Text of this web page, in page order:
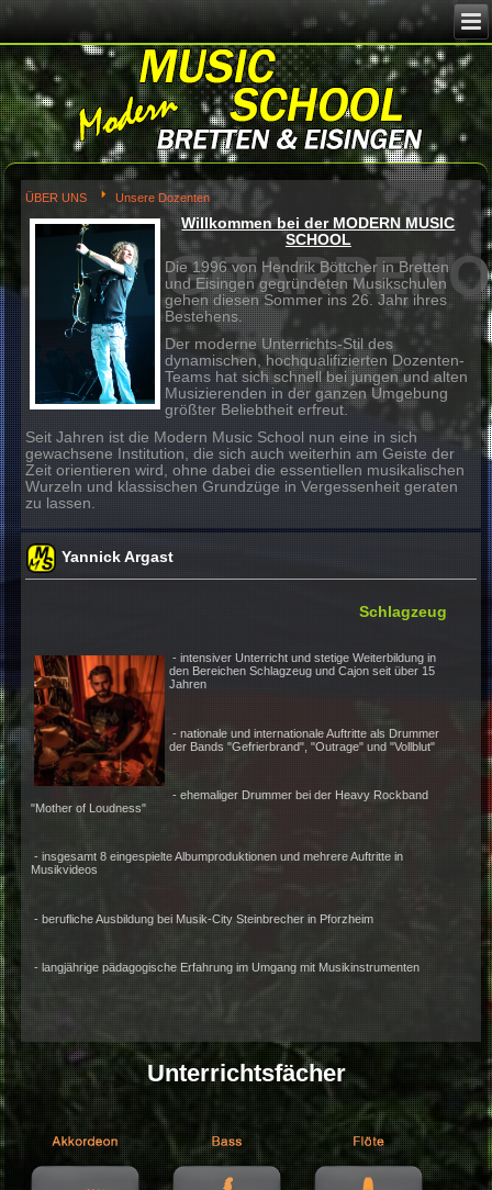
02
MMStudio
ÜBER UNS Unsere Dozenten
Willkommen bei der MODERN
SCHOOL
Die 1996 von Hendrik Böttcher in
und Eisingen gegründeten
gehen diesen Sommer ins 26. Jahr
Bestehens.
Der moderne Unterrichts-Stil des
dynamischen, hochqualifizierten
Teams hat sich schnell bei jungen
Musizierenden in der ganzen
größter Beliebtheit erfreut.
Seit Jahren ist die Modern Music School nun eine in sich
gewachsene Institution, die sich auch weiterhin am
Zeit orientieren wird, ohne dabei die essentiellen
Wurzeln und klassischen Grundzüge in Vergessenheit
Yannick Argast
- intensiver Unterricht und stetige
den Bereichen Schlagzeug und Cajon seit
Jahren
- nationale und internationale Auftritte als
der Bands "Gefrierbrand", "Outrage" und
- ehemaliger Drummer bei der Heavy
"Mother of Loudness"
- insgesamt 8 eingespielte Albumproduktionen und mehrere Auftritte in
Musikvideos
- berufliche Ausbildung bei Musik-City Steinbrecher in Pforzheim
- langjährige pädagogische Erfahrung im Umgang mit